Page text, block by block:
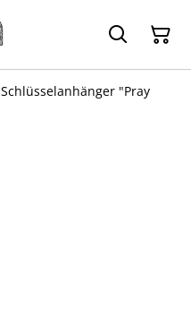
Schlüsselanhänger "Pray